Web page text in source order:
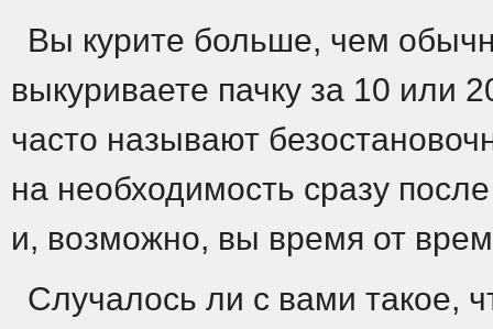
Вы курите больше, чем
выкуриваете пачку за 10 или
часто называют
на необходимость сразу
и, возможно, вы время от
Случалось ли с вами такое,